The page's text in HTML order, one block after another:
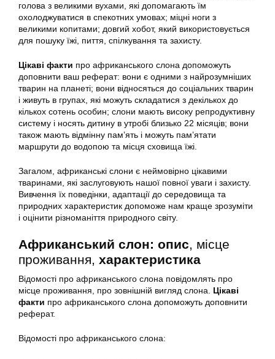
голова з великими вухами, які допомагають їм
охолоджуватися в спекотних умовах; міцні ноги з
великими копитами; довгий хобот, який використовується
для пошуку їжі, пиття, спілкування та захисту.
Цікаві факти про африканського слона допоможуть
доповнити ваш реферат: вони є одними з найрозумніших
тварин на планеті; вони відносяться до соціальних тварин
і живуть в групах, які можуть складатися з декількох до
кількох сотень особин; слони мають високу репродуктивну
систему і носять дитину в утробі близько 22 місяців; вони
також мають відмінну пам’ять і можуть пам’ятати
маршрути до водопою та місця сховища їжі.
Загалом, африканські слони є неймовірно цікавими
тваринами, які заслуговують нашої повної уваги і захисту.
Вивчення їх поведінки, адаптації до середовища та
природних характеристик допоможе нам краще зрозуміти
і оцінити різноманіття природного світу.
Африканський слон: опис, місце
проживання, характеристика
Відомості про африканського слона повідомлять про
місце проживання, про зовнішній вигляд слона. Цікаві
факти про африканського слона допоможуть доповнити
реферат.
Відомості про африканського слона: